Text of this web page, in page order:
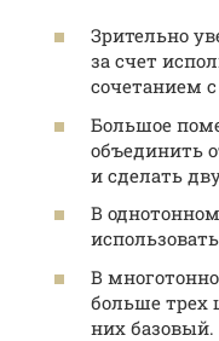
Зрительно
за счет
сочетанием
Большое
объединить
и сделать
В
В
больше трех
них базовый.